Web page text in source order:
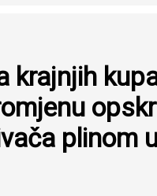
krajnjih
plinom